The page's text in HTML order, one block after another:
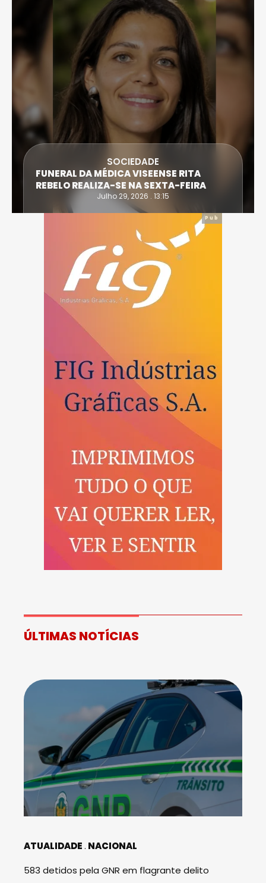
SOCIEDADE
FUNERAL DA MÉDICA VISEENSE RITA
REBELO REALIZA-SE NA SEXTA-FEIRA
Julho 29, 2026 . 13:15
Pub
ÚLTIMAS NOTÍCIAS
ATUALIDADE NACIONAL
583 detidos pela GNR em flagrante delito